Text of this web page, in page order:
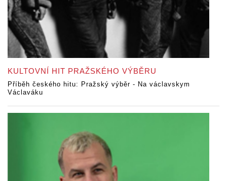
KULTOVNÍ HIT PRAŽSKÉHO VÝBĚRU
Příběh českého hitu: Pražský výběr - Na václavskym
Václaváku